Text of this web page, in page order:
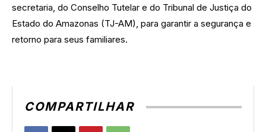
secretaria, do Conselho Tutelar e do Tribunal de Justiça do
Estado do Amazonas (TJ-AM), para garantir a segurança e
retorno para seus familiares.
COMPARTILHAR